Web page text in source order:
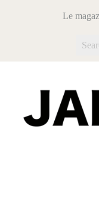
Le